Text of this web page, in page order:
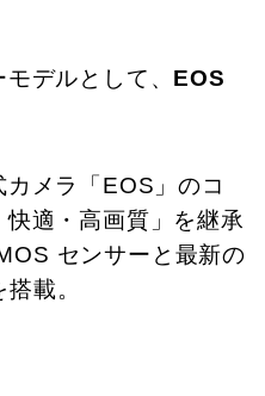
デルとして、 EOS
メラ「EOS」のコ
適・高画質」を継承
センサーと最新の
載。